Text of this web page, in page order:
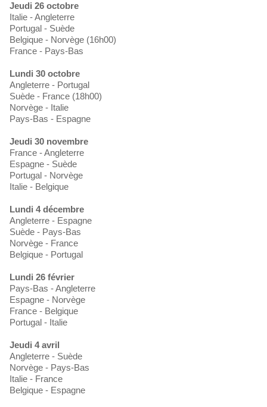
Jeudi 26 octobre
Italie - Angleterre
Portugal - Suède
Belgique - Norvège (16h00)
France - Pays-Bas
Lundi 30 octobre
Angleterre - Portugal
Suède - France (18h00)
Norvège - Italie
Pays-Bas - Espagne
Jeudi 30 novembre
France - Angleterre
Espagne - Suède
Portugal - Norvège
Italie - Belgique
Lundi 4 décembre
Angleterre - Espagne
Suède - Pays-Bas
Norvège - France
Belgique - Portugal
Lundi 26 février
Pays-Bas - Angleterre
Espagne - Norvège
France - Belgique
Portugal - Italie
Jeudi 4 avril
Angleterre - Suède
Norvège - Pays-Bas
Italie - France
Belgique - Espagne